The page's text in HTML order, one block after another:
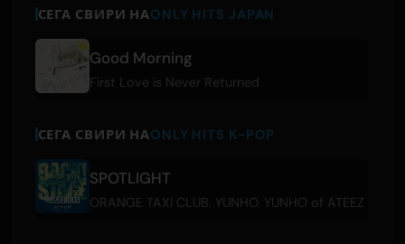
СЕГА СВИРИ НАONLY HITS JAPAN
Good Morning
First Love is Never Returned
СЕГА СВИРИ НАONLY HITS K-POP
SPOTLIGHT
ORANGE TAXI CLUB YUNHO, YUNHO of ATEEZ